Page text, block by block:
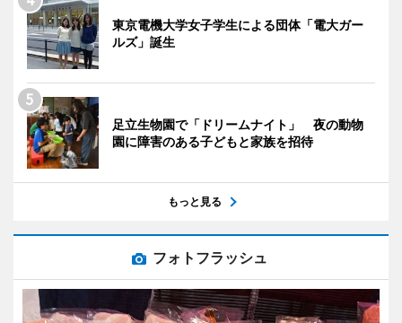
東京電機大学女子学生による団体「電大ガー
ルズ」誕生
足立生物園で「ドリームナイト」 夜の動物
園に障害のある子どもと家族を招待
もっと見る
フォトフラッシュ